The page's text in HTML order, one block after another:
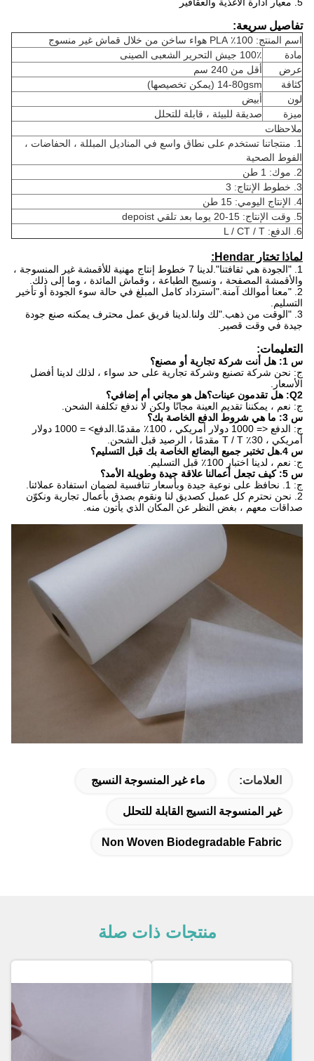
تفاصيل سريعة:
اسم المنتج: 100٪ PLA هواء ساخن من خلال قماش غير منسوج
مادة
100٪ جيش التحرير الشعبى الصينى
عرض
أقل من 240 سم
كثافة
14-80gsm (يمكن تخصيصها)
لون
أبيض
ميزة
صديقة للبيئة ، قابلة للتحلل
ملاحظات
1. منتجاتنا تستخدم على نطاق واسع في المناديل المبللة ، الحفاضات ،
الفوط الصحية
2. موك: 1 طن
3. خطوط الإنتاج: 3
4. الإنتاج اليومي: 15 طن
5. وقت الإنتاج: 15-20 يوما بعد تلقي depoist
6. الدفع: L / CT / T
لماذا تختار Hendar:
1. "الجودة هي ثقافتنا".لدينا 7 خطوط إنتاج مهنية للأقمشة غير المنسوجة ،
والأقمشة المصفحة ، ونسيج الطباعة ، وقماش المائدة ، وما إلى ذلك.
2. "معنا أموالك آمنة."استرداد كامل المبلغ في حالة سوء الجودة أو تأخير
التسليم.
3. "الوقت من ذهب."لك ولنا.لدينا فريق عمل محترف يمكنه صنع جودة
جيدة في وقت قصير.
التعليمات:
س 1: هل أنت شركة تجارية أو مصنع؟
ج: نحن شركة تصنيع وشركة تجارية على حد سواء ، لذلك لدينا أفضل
الأسعار.
Q2: هل تقدمون عينات؟هل هو مجاني أم إضافي؟
ج: نعم ، يمكننا تقديم العينة مجانًا ولكن لا ندفع تكلفة الشحن.
س 3: ما هي شروط الدفع الخاصة بك؟
ج: الدفع <= 1000 دولار أمريكي ، 100٪ مقدمًا.الدفع> = 1000 دولار
أمريكي ، 30٪ T / T مقدمًا ، الرصيد قبل الشحن.
س 4.هل تختبر جميع البضائع الخاصة بك قبل التسليم؟
ج: نعم ، لدينا اختبار 100٪ قبل التسليم.
س 5: كيف تجعل أعمالنا علاقة جيدة وطويلة الأمد؟
ج: 1. نحافظ على نوعية جيدة وبأسعار تنافسية لضمان استفادة عملائنا.
2. نحن نحترم كل عميل كصديق لنا ونقوم بصدق بأعمال تجارية ونكوّن
صداقات معهم ، بغض النظر عن المكان الذي يأتون منه.
العلامات: ماء غير المنسوجة النسيج
غير المنسوجة النسيج القابلة للتحلل
Non Woven Biodegradable Fabric
منتجات ذات صلة